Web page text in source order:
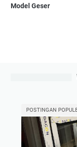
Model Geser
POSTINGAN